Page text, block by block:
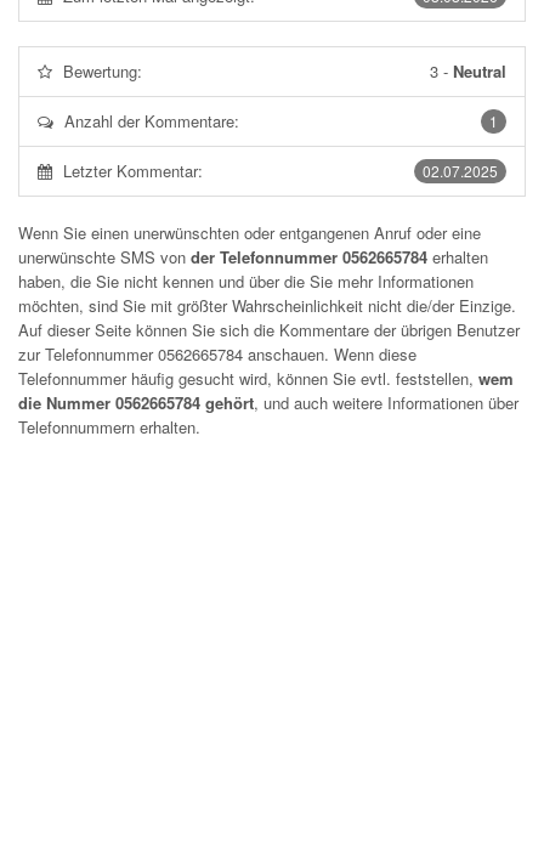
Bewertung: 3 - Neutral
1
Anzahl der Kommentare:
02.07.2025
Letzter Kommentar:
Wenn Sie einen unerwünschten oder entgangenen Anruf oder eine
unerwünschte SMS von der Telefonnummer 0562665784 erhalten
haben, die Sie nicht kennen und über die Sie mehr Informationen
möchten, sind Sie mit größter Wahrscheinlichkeit nicht die/der Einzige.
Auf dieser Seite können Sie sich die Kommentare der übrigen Benutzer
zur Telefonnummer0562665784 anschauen. Wenn diese
Telefonnummer häufig gesucht wird, können Sie evtl. feststellen, wem
die Nummer 0562665784 gehört, und auch weitere Informationen über
Telefonnummern erhalten.